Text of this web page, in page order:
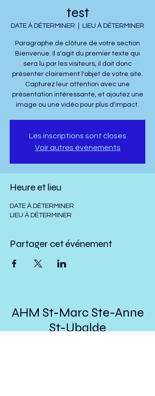
test
DATE À DÉTERMINER LIEU À DÉTERMINER
Paragraphe de clôture de votre section
Bienvenue. Il s'agit du premier texte qui
sera lu par les visiteurs, il doit donc
présenter clairement l'objet de votre site.
Capturez leur attention avec une
présentation intéressante, et ajoutez une
image ou une vidéo pour plus d'impact.
Les inscriptions sont closes
Voir autres événements
Heure et lieu
DATE À DÉTERMINER
LIEU À DÉTERMINER
Partager cet événement
AHM St-Marc Ste-Anne
St-Ubalde